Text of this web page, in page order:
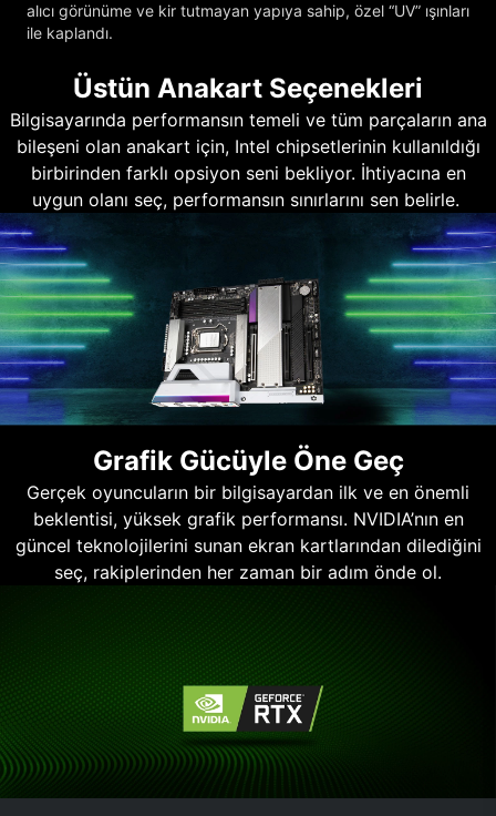
alıcı görünüme ve kir tutmayan yapıya sahip, özel “UV” ışınları
ile kaplandı.
Üstün Anakart Seçenekleri
Bilgisayarında performansın temeli ve tüm parçaların ana
bileşeni olan anakart için, Intel chipsetlerinin kullanıldığı
birbirinden farklı opsiyon seni bekliyor. İhtiyacına en
uygun olanı seç, performansın sınırlarını sen belirle.
Grafik Gücüyle Öne Geç
Gerçek oyuncuların bir bilgisayardan ilk ve en önemli
beklentisi, yüksek grafik performansı. NVIDIA’nın en
güncel teknolojilerini sunan ekran kartlarından dilediğini
seç, rakiplerinden her zaman bir adım önde ol.